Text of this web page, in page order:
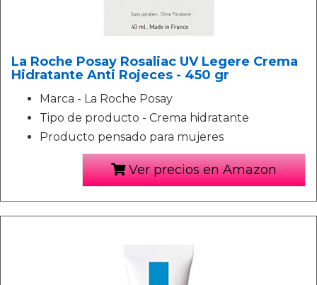
La Roche Posay Rosaliac UV Legere Crema
Hidratante Anti Rojeces - 450 gr
Marca - La Roche Posay
Tipo de producto - Crema hidratante
Producto pensado para mujeres
Ver precios en Amazon